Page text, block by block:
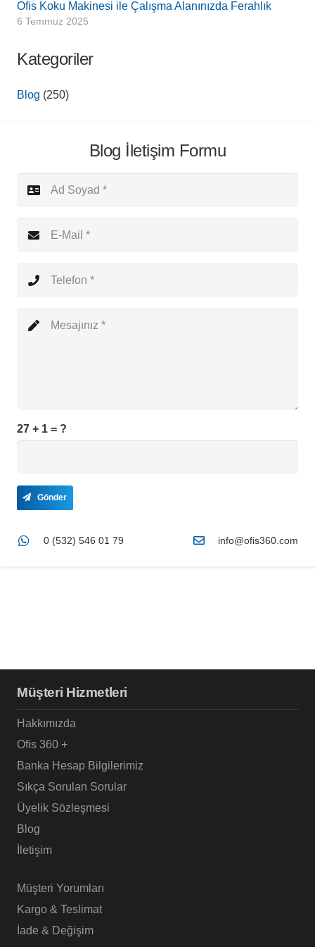
Ofis Koku Makinesi ile Çalışma Alanınızda Ferahlık
6 Temmuz 2025
Kategoriler
Blog (250)
Blog İletişim Formu
27 + 1 = ?
Gönder
0 (532) 546 01 79 info@ofis360.com
Müşteri Hizmetleri
Hakkımızda
Ofis 360 +
Banka Hesap Bilgilerimiz
Sıkça Sorulan Sorular
Üyelik Sözleşmesi
Blog
İletişim
Müşteri Yorumları
Kargo & Teslimat
İade & Değişim